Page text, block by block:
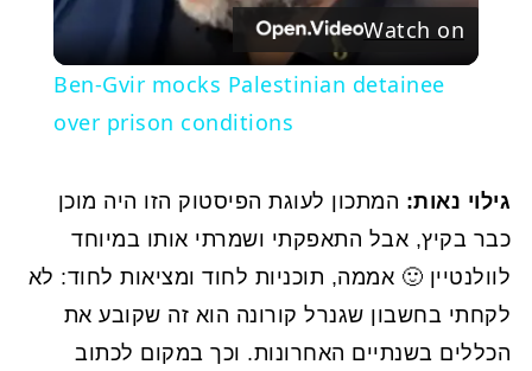
Video
Watch on
Ben-Gvir mocks Palestinian detainee
over prison conditions
גילוי נאות: המתכון לעוגת הפיסטוק הזו היה מוכן
כבר בקיץ, אבל התאפקתי ושמרתי אותו במיוחד
לוולנטיין 🙂 אממה, תוכניות לחוד ומציאות לחוד: לא
לקחתי בחשבון שגנרל קורונה הוא זה שקובע את
הכללים בשנתיים האחרונות. וכך במקום לכתוב